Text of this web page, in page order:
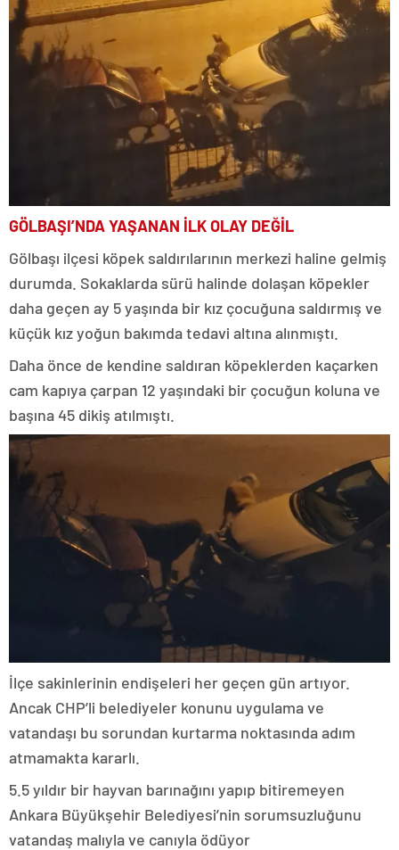
GÖLBAŞI’NDA YAŞANAN İLK OLAY DEĞİL
Gölbaşı ilçesi köpek saldırılarının merkezi haline gelmiş
durumda. Sokaklarda sürü halinde dolaşan köpekler
daha geçen ay 5 yaşında bir kız çocuğuna saldırmış ve
küçük kız yoğun bakımda tedavi altına alınmıştı.
Daha önce de kendine saldıran köpeklerden kaçarken
cam kapıya çarpan 12 yaşındaki bir çocuğun koluna ve
başına 45 dikiş atılmıştı.
İlçe sakinlerinin endişeleri her geçen gün artıyor.
Ancak CHP’li belediyeler konunu uygulama ve
vatandaşı bu sorundan kurtarma noktasında adım
atmamakta kararlı.
5.5 yıldır bir hayvan barınağını yapıp bitiremeyen
Ankara Büyükşehir Belediyesi’nin sorumsuzluğunu
vatandaş malıyla ve canıyla ödüyor